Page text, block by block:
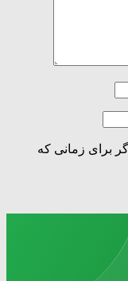
برای زمانی که